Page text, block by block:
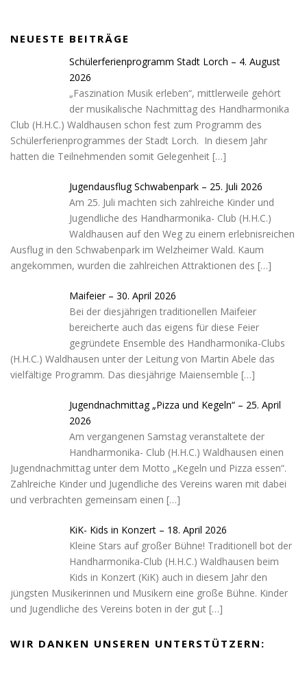
m
c
r
t
NEUESTE BEITRÄGE
Schülerferienprogramm Stadt Lorch – 4. August
2026
„Faszination Musik erleben“, mittlerweile gehört
der musikalische Nachmittag des Handharmonika
Club (H.H.C.) Waldhausen schon fest zum Programm des
Schülerferienprogrammes der Stadt Lorch. In diesem Jahr
hatten die Teilnehmenden somit Gelegenheit […]
Jugendausflug Schwabenpark – 25. Juli 2026
Am 25. Juli machten sich zahlreiche Kinder und
Jugendliche des Handharmonika- Club (H.H.C.)
Waldhausen auf den Weg zu einem erlebnisreichen
Ausflug in den Schwabenpark im Welzheimer Wald. Kaum
angekommen, wurden die zahlreichen Attraktionen des […]
Maifeier – 30. April 2026
Bei der diesjährigen traditionellen Maifeier
bereicherte auch das eigens für diese Feier
gegründete Ensemble des Handharmonika-Clubs
(H.H.C.) Waldhausen unter der Leitung von Martin Abele das
vielfältige Programm. Das diesjährige Maiensemble […]
Jugendnachmittag „Pizza und Kegeln“ – 25. April
2026
Am vergangenen Samstag veranstaltete der
Handharmonika- Club (H.H.C.) Waldhausen einen
Jugendnachmittag unter dem Motto „Kegeln und Pizza essen“.
Zahlreiche Kinder und Jugendliche des Vereins waren mit dabei
und verbrachten gemeinsam einen […]
KiK- Kids in Konzert – 18. April 2026
Kleine Stars auf großer Bühne! Traditionell bot der
Handharmonika-Club (H.H.C.) Waldhausen beim
Kids in Konzert (KiK) auch in diesem Jahr den
jüngsten Musikerinnen und Musikern eine große Bühne. Kinder
und Jugendliche des Vereins boten in der gut […]
WIR DANKEN UNSEREN UNTERSTÜTZERN: